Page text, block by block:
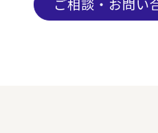
ご相談・お問い